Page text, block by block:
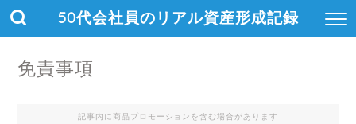
50代会社員のリアル資産形成記録
免責事項
記事内に商品プロモーションを含む場合があります